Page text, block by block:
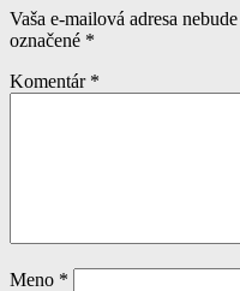
Vaša e-mailová adresa
označené *
Komentár *
Meno *